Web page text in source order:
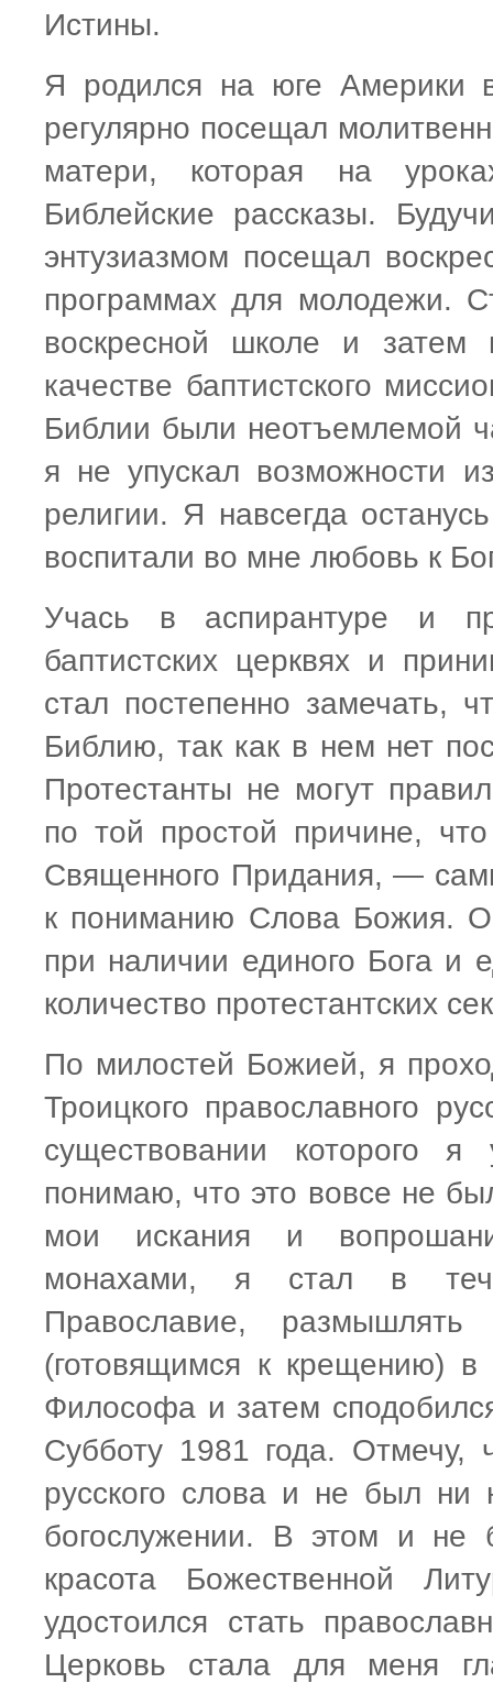
Истины.
Я родился на юге Америки
регулярно посещал
матери, которая на
Библейские рассказы.
энтузиазмом посещал
программах для молодежи.
воскресной школе и затем
качестве баптистского
Библии были неотъемлемой
я не упускал возможности
религии. Я навсегда
воспитали во мне любовь к
Учась в аспирантуре и
баптистских церквях и
стал постепенно замечать,
Библию, так как в нем нет
Протестанты не могут
по той простой причине,
Священного Придания, —
к пониманию Слова Божия.
при наличии единого Бога и
количество протестантских
По милостей Божией, я
Троицкого православного
существовании которого
понимаю, что это вовсе не
мои искания и
монахами, я стал в
Православие,
(готовящимся к крещению)
Философа и затем
Субботу 1981 года.
русского слова и не был ни
богослужении. В этом и не
красота Божественной
удостоился стать
Церковь стала для меня